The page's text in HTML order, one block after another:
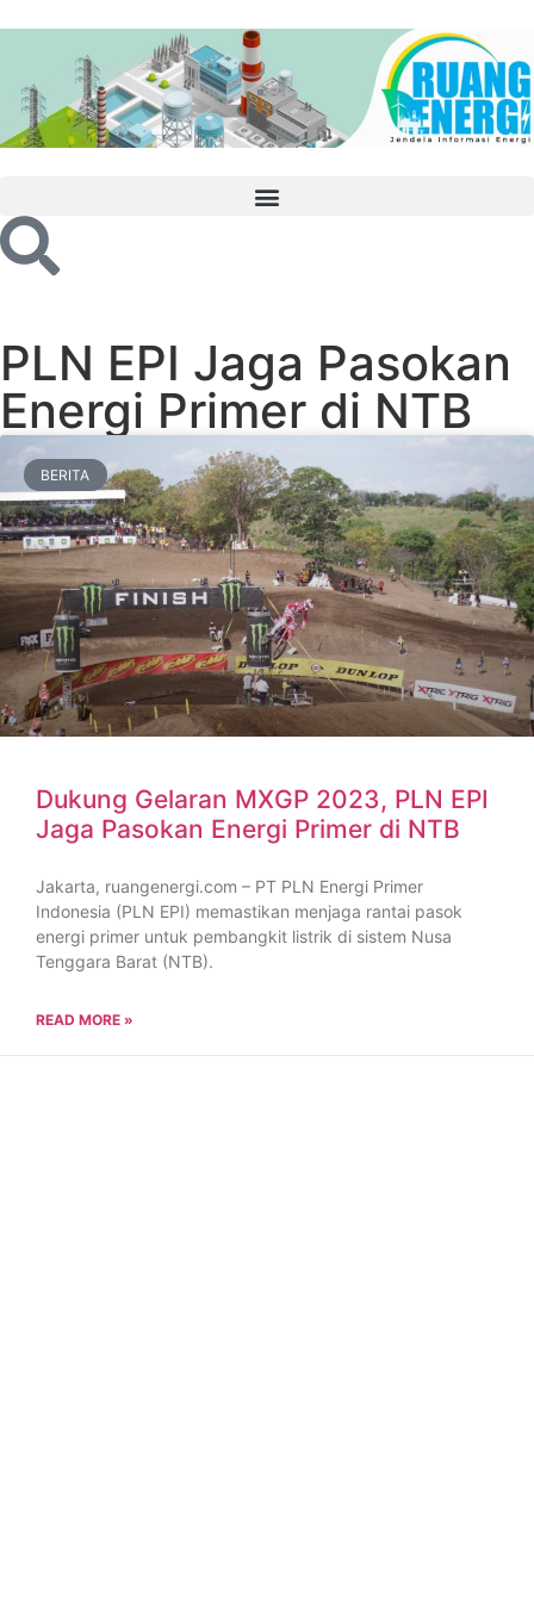
PLN EPI Jaga Pasokan
Energi Primer di NTB
BERITA
Dukung Gelaran MXGP 2023, PLN EPI
Jaga Pasokan Energi Primer di NTB
Jakarta, ruangenergi.com – PT PLN Energi Primer
Indonesia (PLN EPI) memastikan menjaga rantai pasok
energi primer untuk pembangkit listrik di sistem Nusa
Tenggara Barat (NTB).
READ MORE »